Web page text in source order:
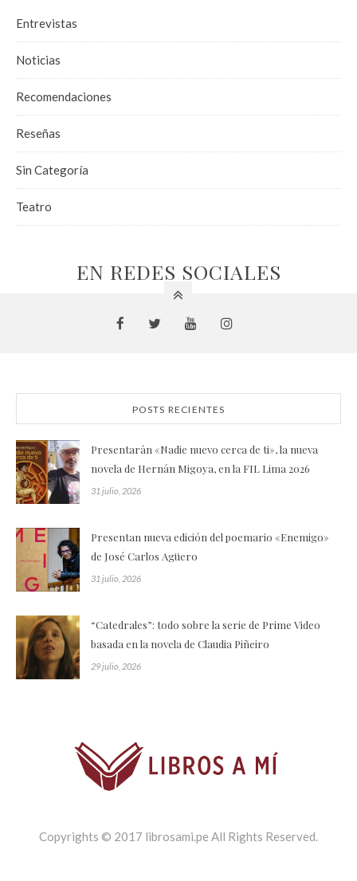
Entrevistas
Noticias
Recomendaciones
Reseñas
Sin Categoría
Teatro
EN REDES SOCIALES
POSTS RECIENTES
Presentarán «Nadie nuevo cerca de ti», la nueva
novela de Hernán Migoya, en la FIL Lima 2026
31 julio, 2026
Presentan nueva edición del poemario «Enemigo»
de José Carlos Agüero
31 julio, 2026
“Catedrales”: todo sobre la serie de Prime Video
basada en la novela de Claudia Piñeiro
29 julio, 2026
Copyrights © 2017 librosami.pe All Rights Reserved.